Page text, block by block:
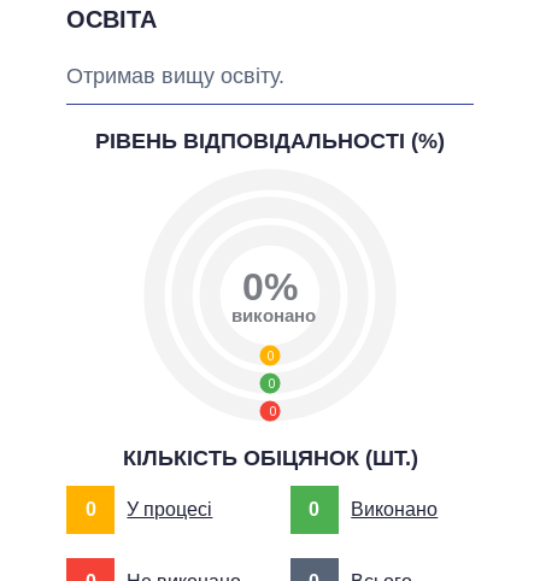
ОСВІТА
Отримав вищу освіту.
РІВЕНЬ ВІДПОВІДАЛЬНОСТІ (%)
0
0
0
0%
виконано
КІЛЬКІСТЬ ОБІЦЯНОК (ШТ.)
0 У процесі 0 Виконано